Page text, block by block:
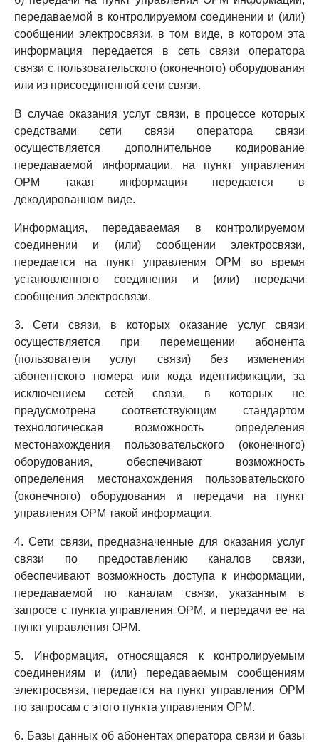
передаваемой в контролируемом соединении и (или)
сообщении электросвязи, в том виде, в котором эта
информация передается в сеть связи оператора
связи с пользовательского (оконечного) оборудования
или из присоединенной сети связи.
В случае оказания услуг связи, в процессе которых
средствами сети связи оператора связи
осуществляется дополнительное кодирование
передаваемой информации, на пункт управления
ОРМ такая информация передается в
декодированном виде.
Информация, передаваемая в контролируемом
соединении и (или) сообщении электросвязи,
передается на пункт управления ОРМ во время
установленного соединения и (или) передачи
сообщения электросвязи.
3. Сети связи, в которых оказание услуг связи
осуществляется при перемещении абонента
(пользователя услуг связи) без изменения
абонентского номера или кода идентификации, за
исключением сетей связи, в которых не
предусмотрена соответствующим стандартом
технологическая возможность определения
местонахождения пользовательского (оконечного)
оборудования, обеспечивают возможность
определения местонахождения пользовательского
(оконечного) оборудования и передачи на пункт
управления ОРМ такой информации.
4. Сети связи, предназначенные для оказания услуг
связи по предоставлению каналов связи,
обеспечивают возможность доступа к информации,
передаваемой по каналам связи, указанным в
запросе с пункта управления ОРМ, и передачи ее на
пункт управления ОРМ.
5. Информация, относящаяся к контролируемым
соединениям и (или) передаваемым сообщениям
электросвязи, передается на пункт управления ОРМ
по запросам с этого пункта управления ОРМ.
6. Базы данных об абонентах оператора связи и базы